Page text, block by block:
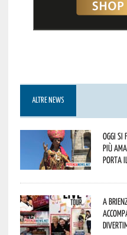
ALTRE NEWS
Oggi si
più
porta il
A